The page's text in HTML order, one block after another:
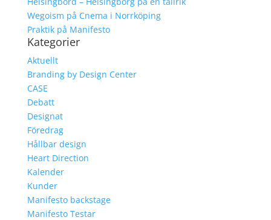
Wegoism på Cnema i Norrköping
Praktik på Manifesto
Kategorier
Aktuellt
Branding by Design Center
CASE
Debatt
Designat
Föredrag
Hållbar design
Heart Direction
Kalender
Kunder
Manifesto backstage
Manifesto Testar